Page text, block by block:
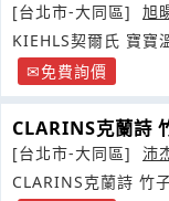
[台北市-大同區]
旭
KIEHLS契爾氏 寶寶
免費詢價
CLARINS克蘭詩
[台北市-大同區]
沛
CLARINS克蘭詩 竹